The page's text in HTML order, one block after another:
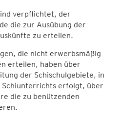
verpflichtet, der
die zur Ausübung der
zu erteilen.
die nicht erwerbsmäßig
erteilen, haben über
der Schischulgebiete, in
Schiunterrichts erfolgt, über
die zu benützenden